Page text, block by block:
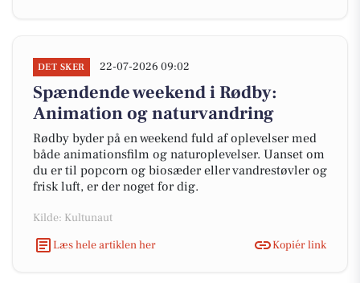
DET SKER 22-07-2026 09:02
Spændende weekend i Rødby:
Animation og naturvandring
Rødby byder på en weekend fuld af oplevelser med
både animationsfilm og naturoplevelser. Uanset om
du er til popcorn og biosæder eller vandrestøvler og
frisk luft, er der noget for dig.
Kilde: Kultunaut
Læs hele artiklen her
Kopiér link